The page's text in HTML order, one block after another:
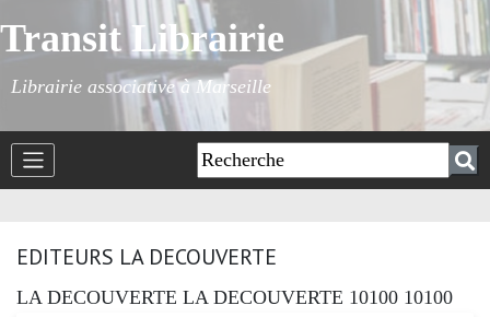
Transit Librairie
Librairie associative à Marseille
EDITEURS LA DECOUVERTE
LA DECOUVERTE LA DECOUVERTE 10100 10100